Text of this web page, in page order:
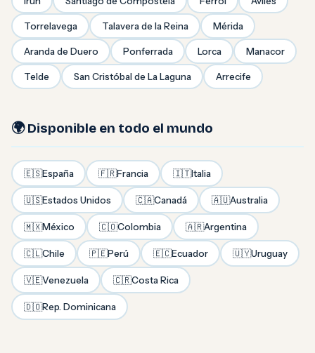
Torrelavega Talavera de la Reina Mérida
Aranda de Duero Ponferrada Lorca Manacor
Telde San Cristóbal de La Laguna Arrecife
🌍 Disponible en todo el mundo
🇪🇸España 🇫🇷Francia 🇮🇹Italia
🇺🇸Estados Unidos 🇨🇦Canadá 🇦🇺Australia
🇲🇽México 🇨🇴Colombia 🇦🇷Argentina
🇨🇱Chile 🇵🇪Perú 🇪🇨Ecuador 🇺🇾Uruguay
🇻🇪Venezuela 🇨🇷Costa Rica
🇩🇴Rep. Dominicana